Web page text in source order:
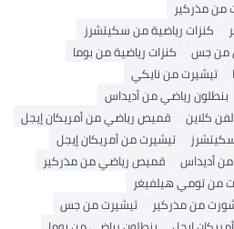
من مذركير
كنزات رياضية من سكيتشرز
من جس
كنزات رياضية من بوما
تيشيرت من نايكي
بنطلون رياضي من أديداس
كلاين
قميص رياضي من أمريكان إيجل
تيشيرت من أمريكان إيجل
أديداس
قميص رياضي من مذركير
من تومي هيلفيغر
من مذركير
تيشيرت من جس